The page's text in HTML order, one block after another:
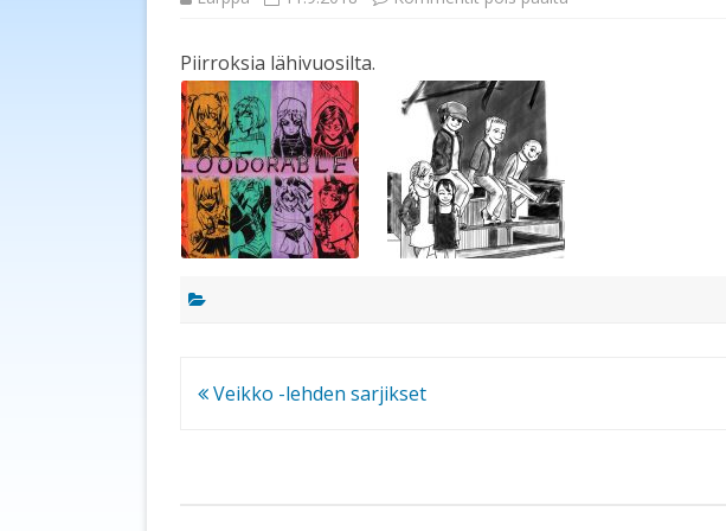
Piirroksia lähivuosilta.
Artikkelien
Veikko -lehden sarjikset